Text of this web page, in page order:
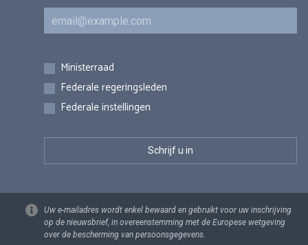
E-mail
Inschrijvingen
Ministerraad
Federale regeringsleden
Federale instellingen
Uw e-mailadres wordt enkel bewaard en gebruikt voor uw inschrijving
op de nieuwsbrief, in overeenstemming met de Europese wetgeving
over de bescherming van persoonsgegevens.